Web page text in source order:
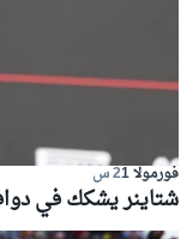
فورمولا 1 2 س
شتاينر يشكك في